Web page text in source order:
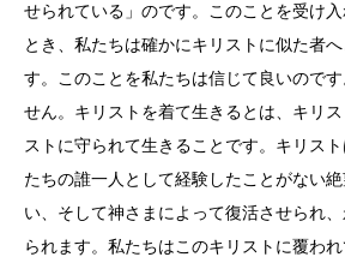
せられている」のです。このことを受け
とき、私たちは確かにキリストに似た者
す。このことを私たちは信じて良いので
せん。キリストを着て生きるとは、キリ
ストに守られて生きることです。キリス
たちの誰一人として経験したことがない
い、そして神さまによって復活させられ
られます。私たちはこのキリストに覆わ